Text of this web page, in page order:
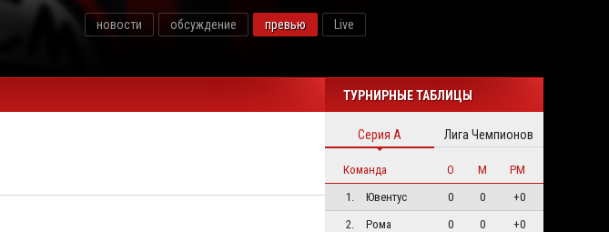
новости обсуждение превью Live
ТУРНИРНЫЕ ТАБЛИЦЫ
Серия А Лига Чемпионов
Команда О М
РМ
1.
Ювентус 0 0
+0
2.
Рома 0 0
+0